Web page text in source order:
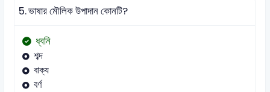
5.ভাষার মৌলিক উপাদান কোনটি?
ধ্বনি
শব্দ
বাক্য
বর্ণ